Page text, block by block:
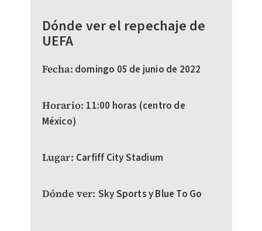
Dónde ver el repechaje de
UEFA
Fecha: domingo 05 de junio de 2022
Horario: 11:00 horas (centro de
México)
Lugar: Carfiff City Stadium
Dónde ver: Sky Sports y Blue To Go